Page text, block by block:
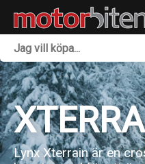
Lynx Xterrain är en